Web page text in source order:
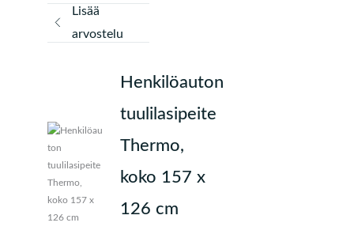
Lisää
arvostelu
Henkilöauton
tuulilasipeite
Thermo,
koko 157 x
126 cm